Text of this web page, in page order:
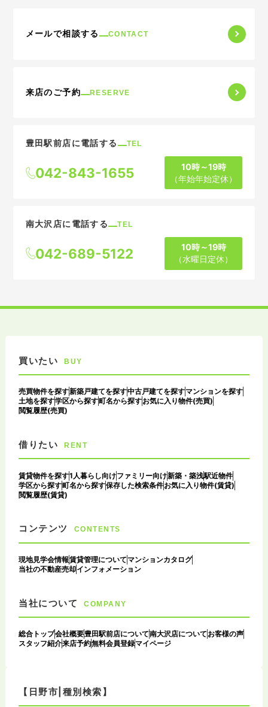
メールで相談する CONTACT
来店のご予約 RESERVE
豊田駅前店に電話する TEL
042-843-1655
10時～19時
（年始年始定休）
南大沢店に電話する TEL
042-689-5122
10時～19時
（水曜日定休）
買いたい BUY
売買物件を探す新築戸建てを探す中古戸建てを探すマンションを探す
土地を探す学区から探す町名から探すお気に入り物件(売買)
閲覧履歴(売買)
借りたい RENT
賃貸物件を探す1人暮らし向けファミリー向け新築・築浅駅近物件
学区から探す町名から探す保存した検索条件お気に入り物件(賃貸)
閲覧履歴(賃貸)
コンテンツ CONTENTS
現地見学会情報賃貸管理について マンションカタログ
当社の不動産売却インフォメーション
当社について COMPANY
総合トップ会社概要豊田駅前店について南大沢店について お客様の声
スタッフ紹介来店予約無料会員登録マイページ
【日野市|種別検索】